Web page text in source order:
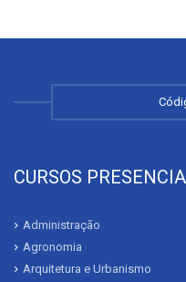
CURSOS
Administração
Agronomia
Arquitetura e Urbanismo